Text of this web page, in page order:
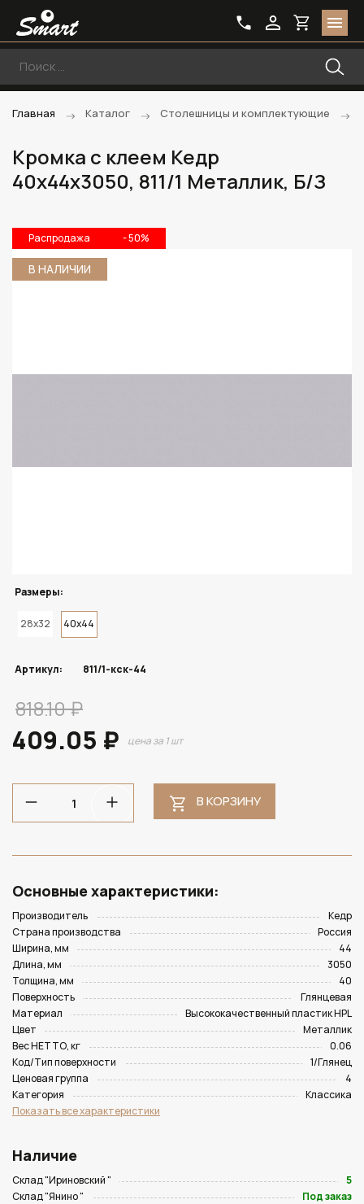
Главная Каталог Столешницы и комплектующие
Кромка с клеем Кедр
40х44х3050, 811/1 Металлик, Б/З
Распродажа - 50%
В НАЛИЧИИ
Размеры:
28x32 40x44
Артикул: 811/1-кск-44
818.10 ₽
409.05 ₽ цена за 1 шт
В КОРЗИНУ
Основные характеристики:
Производитель
Кедр
Страна производства
Россия
Ширина, мм
44
Длина, мм
3050
Толщина, мм
40
Поверхность
Глянцевая
Материал
Высококачественный пластик HPL
Цвет
Металлик
Вес НЕТТО, кг
0.06
Код/Тип поверхности
1/Глянец
Ценовая группа
4
Категория
Классика
Показать все характеристики
Наличие
Склад "Ириновский "
5
Склад "Янино "
Под заказ